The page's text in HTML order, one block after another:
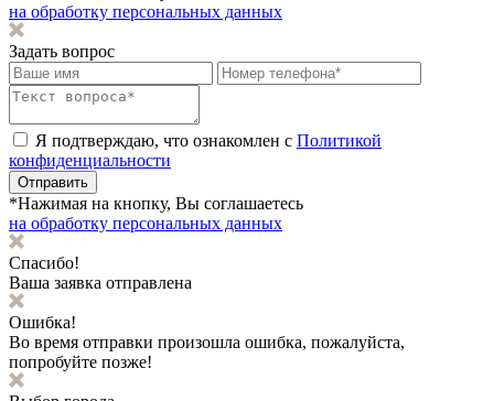
на обработку персональных данных
Задать вопрос
Я подтверждаю, что ознакомлен с Политикой
конфиденциальности
Отправить
*Нажимая на кнопку, Вы соглашаетесь
на обработку персональных данных
Спасибо!
Ваша заявка отправлена
Ошибка!
Во время отправки произошла ошибка, пожалуйста,
попробуйте позже!